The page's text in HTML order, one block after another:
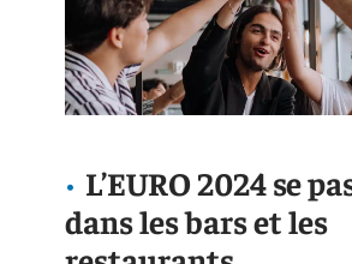
L’EURO 2024 se
dans les bars et les